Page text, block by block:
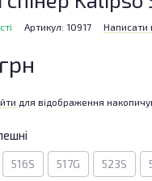
Артикул: 10917 Написати
для відображення
516S 517G 523S